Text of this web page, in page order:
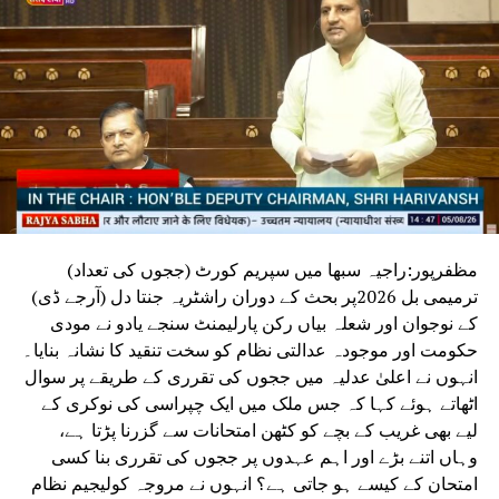
RELATED TOPICS:
BIHAR MADRASA BOARD
SALIM PARVEZ
SARAN DISTRICT ATHLETICS ASSOCIATION
UP
میں بہتری کے لیے مکالمہ کی ضرورت ہے دھمکیوں
نہیں:ٹیچر لیڈر سمریندر
DON'T MISS
سارن کے ایک ہزار 346 انٹر پاس اقلیتی طالبات کو ملیں
گے 15 ہزار روپے
مظفرپور:راجیہ سبھا میں سپریم کورٹ (ججوں کی تعداد)
ترمیمی بل 2026پر بحث کے دوران راشٹریہ جنتا دل (آرجے ڈی)
کے نوجوان اور شعلہ بیاں رکن پارلیمنٹ سنجے یادو نے مودی
حکومت اور موجودہ عدالتی نظام کو سخت تنقید کا نشانہ بنایا۔
انہوں نے اعلیٰ عدلیہ میں ججوں کی تقرری کے طریقے پر سوال
اٹھاتے ہوئے کہا کہ جس ملک میں ایک چپراسی کی نوکری کے
لیے بھی غریب کے بچے کو کٹھن امتحانات سے گزرنا پڑتا ہے،
وہاں اتنے بڑے اور اہم عہدوں پر ججوں کی تقرری بنا کسی
امتحان کے کیسے ہو جاتی ہے؟ انہوں نے مروجہ کولیجیم نظام